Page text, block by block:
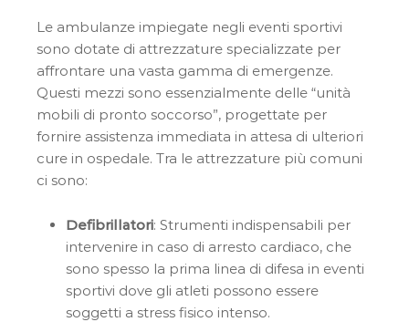
Le ambulanze impiegate negli eventi sportivi
sono dotate di attrezzature specializzate per
affrontare una vasta gamma di emergenze.
Questi mezzi sono essenzialmente delle “unità
mobili di pronto soccorso”, progettate per
fornire assistenza immediata in attesa di ulteriori
cure in ospedale. Tra le attrezzature più comuni
ci sono:
Defibrillatori: Strumenti indispensabili per
intervenire in caso di arresto cardiaco, che
sono spesso la prima linea di difesa in eventi
sportivi dove gli atleti possono essere
soggetti a stress fisico intenso.